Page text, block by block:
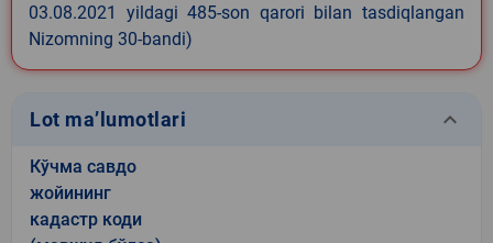
03.08.2021 yildagi 485-son qarori bilan tasdiqlangan
Nizomning 30-bandi)
Lot ma’lumotlari keyboard_arrow_down
Кўчма савдо
жойининг
кадастр коди